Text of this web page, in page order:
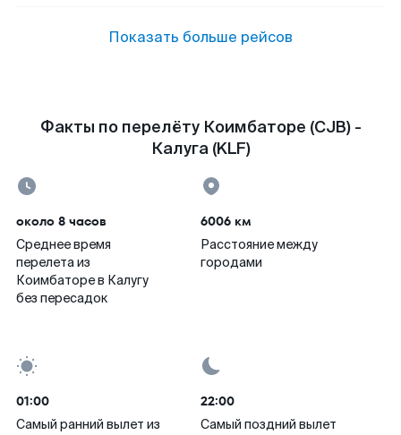
Показать больше рейсов
Факты по перелёту Коимбаторе (CJB) -
Калуга (KLF)
около 8 часов
Среднее время
перелета из
Коимбаторе в Калугу
без пересадок
6006 км
Расстояние между
городами
01:00
Самый ранний вылет из
22:00
Самый поздний вылет